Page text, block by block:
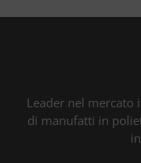
Leader nel mercato
di manufatti in